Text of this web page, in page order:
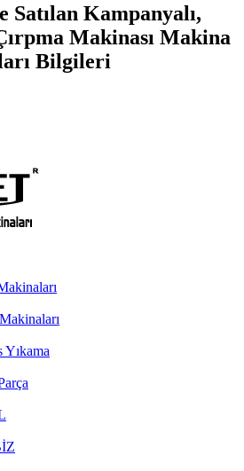
Kampanyalı,
Makinası Makina
Bilgileri
Yıkama